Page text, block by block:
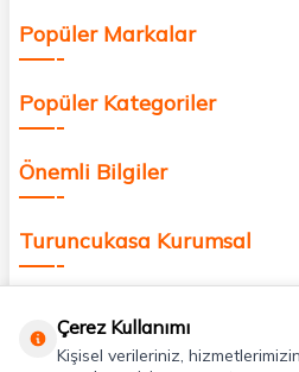
Popüler Markalar
Popüler Kategoriler
Önemli Bilgiler
Turuncukasa Kurumsal
Çerez Kullanımı
Kişisel verileriniz,